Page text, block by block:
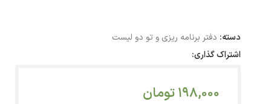
دسته: دفتر برنامه ریزی و تو دو لیست
اشتراک گذاری:
198,000تومان